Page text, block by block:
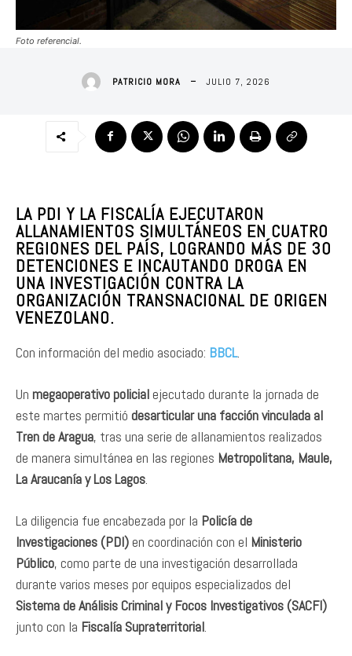
Foto referencial.
PATRICIO MORA JULIO 7, 2026
LA PDI Y LA FISCALÍA EJECUTARON
ALLANAMIENTOS SIMULTÁNEOS EN CUATRO
REGIONES DEL PAÍS, LOGRANDO MÁS DE 30
DETENCIONES E INCAUTANDO DROGA EN
UNA INVESTIGACIÓN CONTRA LA
ORGANIZACIÓN TRANSNACIONAL DE ORIGEN
VENEZOLANO.
Con información del medio asociado: BBCL.
Un megaoperativo policialejecutado durante la jornada de
este martes permitió desarticular una facción vinculada al
Tren de Aragua, tras una serie de allanamientos realizados
de manera simultánea en las regiones Metropolitana, Maule,
La Araucanía y Los Lagos
La diligencia fue encabezada por la Policía de
Investigaciones (PDI)en coordinación con el Ministerio
Público, como parte de una investigación desarrollada
durante varios meses por equipos especializados del
Sistema de Análisis Criminal y Focos Investigativos (SACFI)
junto con la Fiscalía Supraterritorial